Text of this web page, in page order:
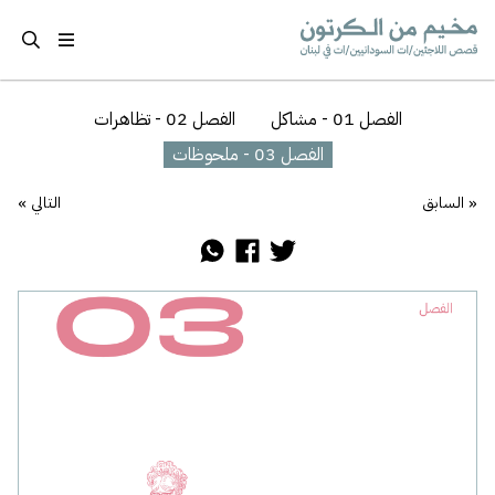
تجاوز إلى المحتوى الرئيسي
قصص اللاجئين/ات السودانيين/ات في لبنان
CHAPTERS
الفصل 01 - مشاكل
الفصل 02 - تظاهرات
الفصل 03 - ملحوظات
Main Content
« السابق التالي »
Share via Twitter
Share via Facebook
Share via WhatsApp